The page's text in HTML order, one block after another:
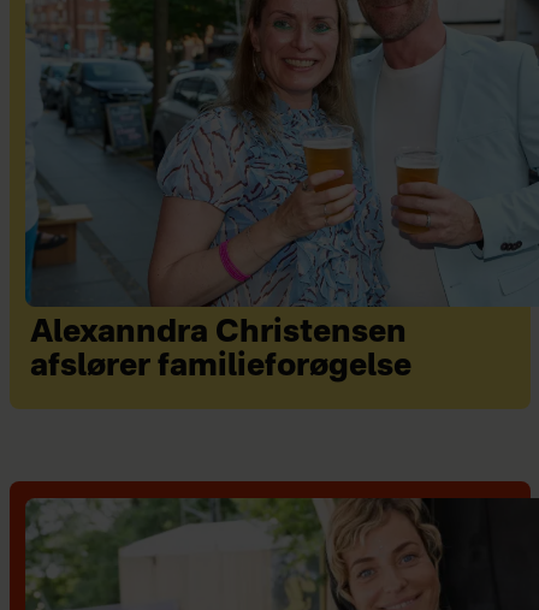
Alexanndra Christensen
afslører familieforøgelse